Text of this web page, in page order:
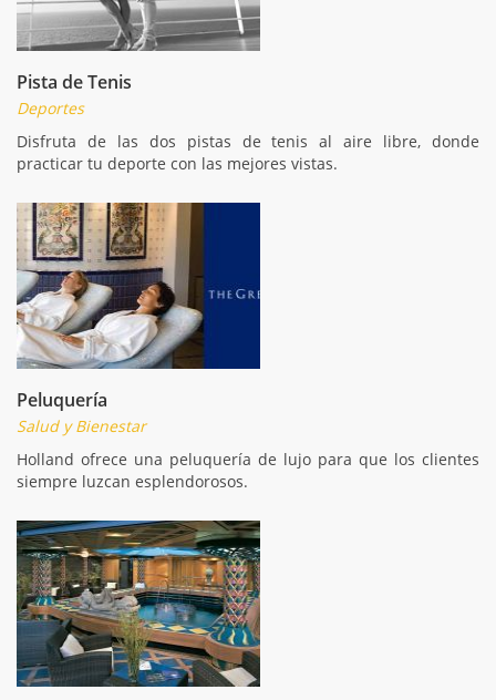
Pista de Tenis
Deportes
Disfruta de las dos pistas de tenis al aire libre, donde
practicar tu deporte con las mejores vistas.
Peluquería
Salud y Bienestar
Holland ofrece una peluquería de lujo para que los clientes
siempre luzcan esplendorosos.